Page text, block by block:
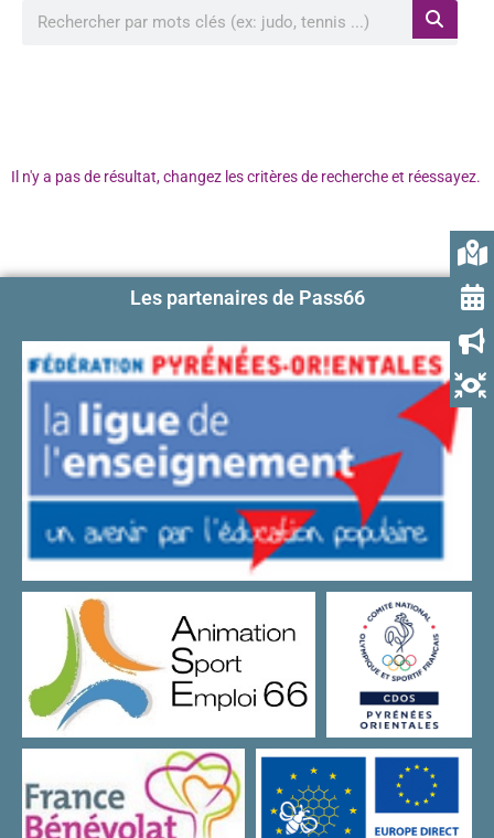
Il n'y a pas de résultat, changez les critères de recherche et réessayez.
Les partenaires de Pass66